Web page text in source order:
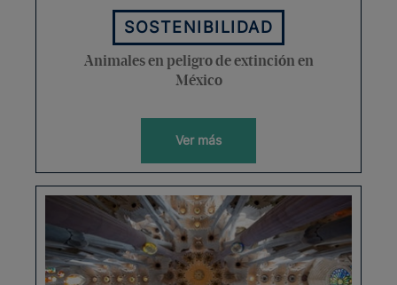
SOSTENIBILIDAD
Animales en peligro de extinción en
México
Ver más